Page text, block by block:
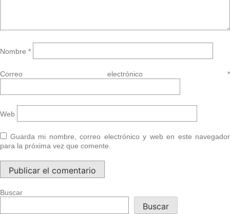
Nombre *
Correo electrónico *
Web
Guarda mi nombre, correo electrónico y web en este navegador
para la próxima vez que comente.
Buscar
Buscar